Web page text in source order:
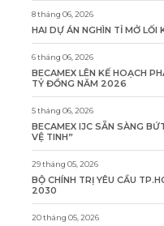
8 tháng 06, 2026
HAI DỰ ÁN NGHÌN TỈ MỞ LỐI
6 tháng 06, 2026
BECAMEX LÊN KẾ HOẠCH
TỶ ĐỒNG NĂM 2026
5 tháng 06, 2026
BECAMEX IJC SẴN SÀNG
VỆ TINH”
29 tháng 05, 2026
BỘ CHÍNH TRỊ YÊU CẦU
2030
20 tháng 05, 2026